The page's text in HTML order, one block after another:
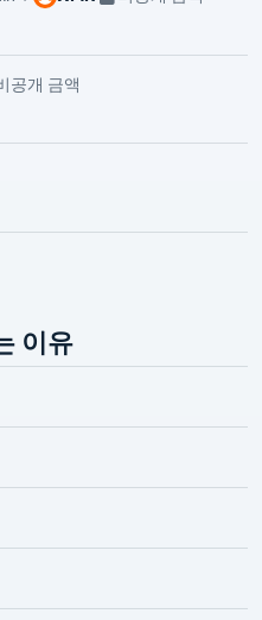
공개 금액
이유